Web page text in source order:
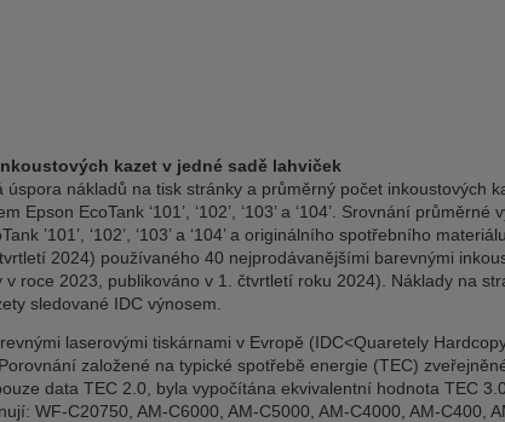
kazet v jedné sadě lahviček
nákladů na tisk stránky a průměrný počet inkoustových
EcoTank ‘101’, ‘102’, ‘103’ a ‘104’. Srovnání
’101’, ‘102’, ‘103’ a ‘104’ a originálního spotřebního
2024) používaného 40 nejprodávanějšími barevnými
roce 2023, publikováno v 1. čtvrtletí roku 2024). Náklady na
sledované IDC výnosem.
laserovými tiskárnami v Evropě (IDC<Quaretely
založené na typické spotřebě energie (TEC)
data TEC 2.0, byla vypočítána ekvivalentní hodnota TEC
WF-C20750, AM-C6000, AM-C5000, AM-C4000, AM-C400,